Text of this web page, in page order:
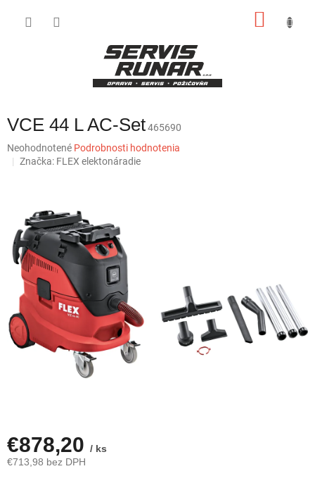
VCE 44 L AC-Set465690
Priemerné
hodnotenie
hviezdičiek.
Neohodnotené Podrobnosti hodnotenia
Značka: FLEX elektonáradie
€878,20 / ks
€713,98 bez DPH